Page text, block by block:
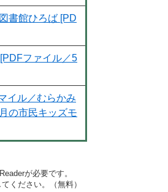
書館ひろば [PD
ファイル／5
イル／むらかみ
の市民キッズモ
が必要です。
ください。（無料）